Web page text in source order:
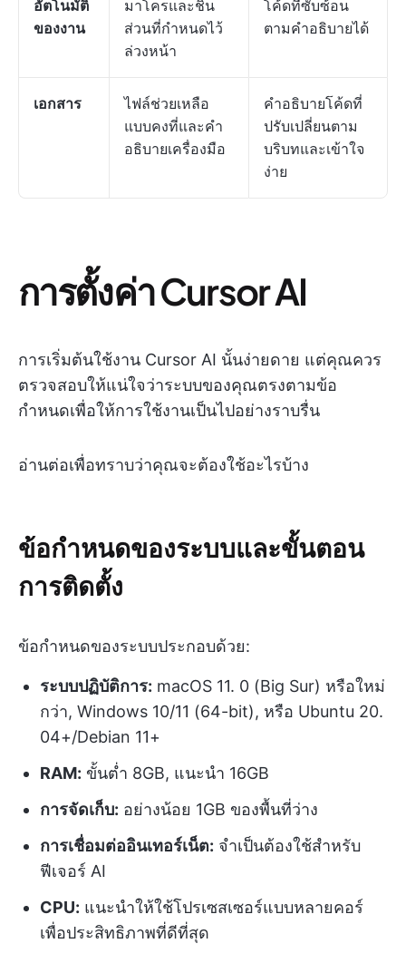
อัตโนมัติ
ของงาน
มาโครและชิ้น
ส่วนที่กำหนดไว้
ล่วงหน้า
โค้ดที่ซับซ้อน
ตามคำอธิบายได้
เอกสาร
ไฟล์ช่วยเหลือ
แบบคงที่และคำ
อธิบายเครื่องมือ
คำอธิบายโค้ดที่
ปรับเปลี่ยนตาม
บริบทและเข้าใจ
ง่าย
การตั้งค่า Cursor AI
การเริ่มต้นใช้งาน Cursor AI นั้นง่ายดาย แต่คุณควร
ตรวจสอบให้แน่ใจว่าระบบของคุณตรงตามข้อ
กำหนดเพื่อให้การใช้งานเป็นไปอย่างราบรื่น
อ่านต่อเพื่อทราบว่าคุณจะต้องใช้อะไรบ้าง
ข้อกำหนดของระบบและขั้นตอน
การติดตั้ง
ข้อกำหนดของระบบประกอบด้วย:
ระบบปฏิบัติการ: macOS 11. 0 (Big Sur) หรือใหม่
กว่า, Windows 10/11 (64-bit), หรือ Ubuntu 20.
04+/Debian 11+
RAM: ขั้นต่ำ 8GB, แนะนำ 16GB
การจัดเก็บ: อย่างน้อย 1GB ของพื้นที่ว่าง
การเชื่อมต่ออินเทอร์เน็ต: จำเป็นต้องใช้สำหรับ
ฟีเจอร์ AI
CPU: แนะนำให้ใช้โปรเซสเซอร์แบบหลายคอร์
เพื่อประสิทธิภาพที่ดีที่สุด